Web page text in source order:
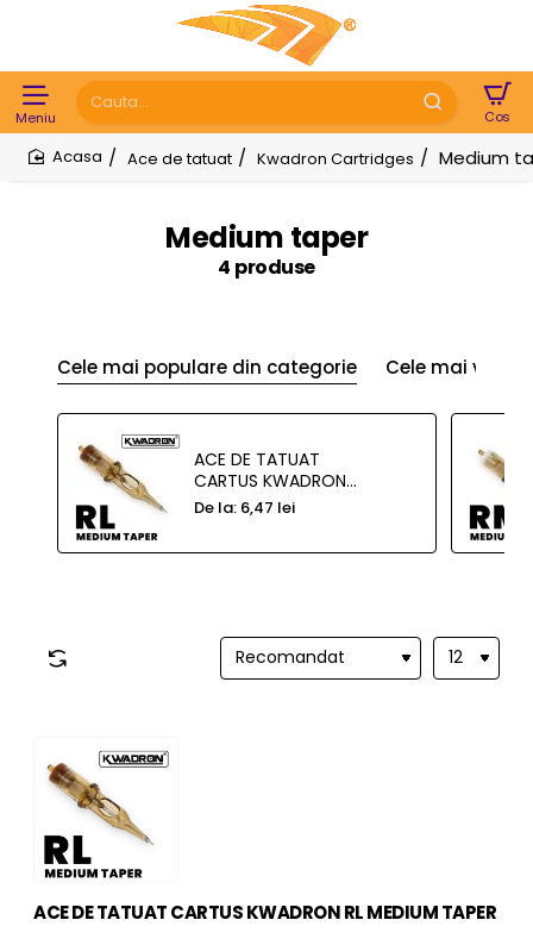
Cauta...
Medium taper
4 produse
Ace de tatuat Kwadron Cartridges Medium
Cele mai populare din categorie Cele mai
ACE DE TATUAT
CARTUS KWADRON
RL MEDIUM TAPER
De la: 6,47 lei
ACE DE TATUAT CARTUS KWADRON RL MEDIUM TAPER